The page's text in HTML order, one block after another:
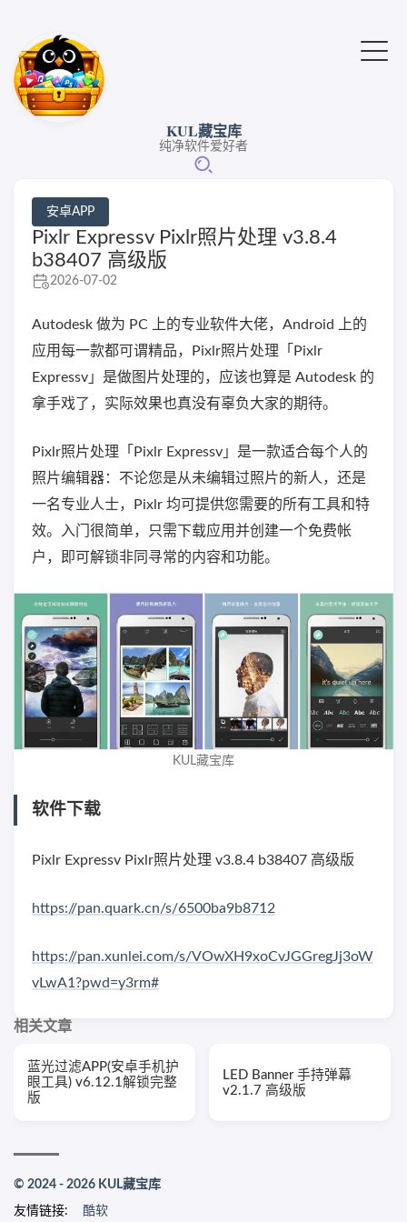
KUL藏宝库
纯净软件爱好者
安卓APP
Pixlr Expressv Pixlr照片处理 v3.8.4
b38407 高级版
2026-07-02
Autodesk 做为 PC 上的专业软件大佬，Android 上的
应用每一款都可谓精品，Pixlr照片处理「Pixlr
Expressv」是做图片处理的，应该也算是 Autodesk 的
拿手戏了，实际效果也真没有辜负大家的期待。
Pixlr照片处理「Pixlr Expressv」是一款适合每个人的
照片编辑器：不论您是从未编辑过照片的新人，还是
一名专业人士，Pixlr 均可提供您需要的所有工具和特
效。入门很简单，只需下载应用并创建一个免费帐
户，即可解锁非同寻常的内容和功能。
KUL藏宝库
软件下载
Pixlr Expressv Pixlr照片处理 v3.8.4 b38407 高级版
https://pan.quark.cn/s/6500ba9b8712
https://pan.xunlei.com/s/VOwXH9xoCvJGGregJj3oW
vLwA1?pwd=y3rm#
相关文章
蓝光过滤APP(安卓手机护
眼工具) v6.12.1解锁完整
版
LED Banner 手持弹幕
v2.1.7 高级版
© 2024 - 2026 KUL藏宝库
友情链接: 酷软